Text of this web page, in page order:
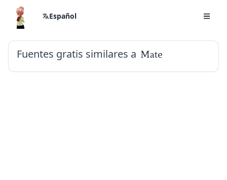
Español
Fuentes gratis similares a Mate